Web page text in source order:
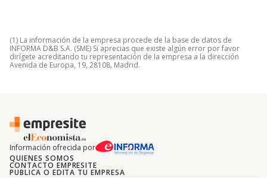
(1) La información de la empresa procede de la base de datos de
INFORMA D&B S.A. (SME) Si aprecias que existe algún error por favor
dirígete acreditando tu representación de la empresa a la dirección
Avenida de Europa, 19, 28108, Madrid.
Información ofrecida por
QUIENES SOMOS
CONTACTO EMPRESITE
PUBLICA O EDITA TU EMPRESA